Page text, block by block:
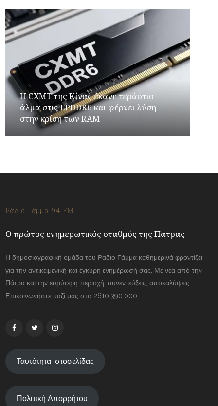
Η CXMT της Κίνας έκανε τεράστιο
άλμα στις LPDDR6 και φέρνει λύση
στην κρίση των RAM
Ράδιο Γάμμα 94 FM
Ο πρώτος ενημερωτικός σταθμός της Πάτρας
Η δημοσιογραφική ομάδα του Ραδιο Γάμμα καθημερινά φροντίζει
για την αντικειμενική και έγκυρη ενημέρωσή σας. Με νέα από την
Πάτρα και την ευρύτερη περιοχή, συνεντεύξεις, αποκαλύψεις.
Επικοινωνήστε μαζί μας στο 2610.390.000
Ταυτότητα Ιστοσελίδας
Πολιτική Απορρήτου